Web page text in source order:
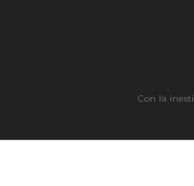
Con la